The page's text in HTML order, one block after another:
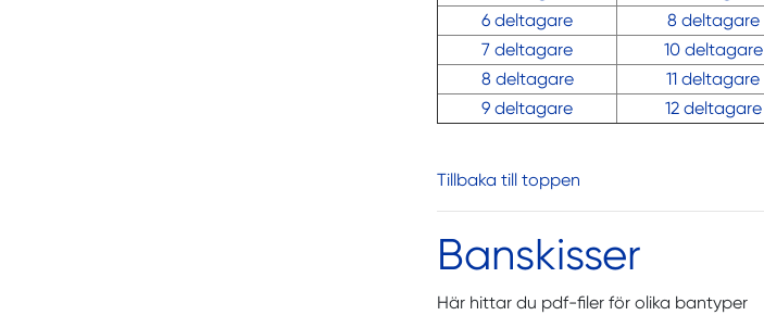
6 deltagare
8 deltagare
7 deltagare
10 deltagare
8 deltagare
11 deltagare
9 deltagare
12 deltagare
Tillbaka till toppen
Banskisser
Här hittar du pdf-filer för olika bantyper